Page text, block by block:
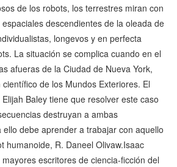
de los robots, los terrestres miran con
descendientes de la oleada de
longevos y en perfecta
La situación se complica cuando en el
afueras de la Ciudad de Nueva York,
de los Mundos Exteriores. El
Baley tiene que resolver este caso
destruyan a ambas
debe aprender a trabajar con aquello
humanoide, R. Daneel Olivaw.Isaac
escritores de ciencia-ficción del